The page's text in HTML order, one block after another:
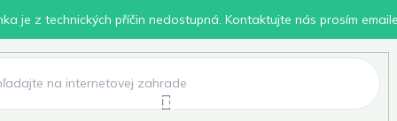
je z technických příčin nedostupná. Kontaktujte nás prosím